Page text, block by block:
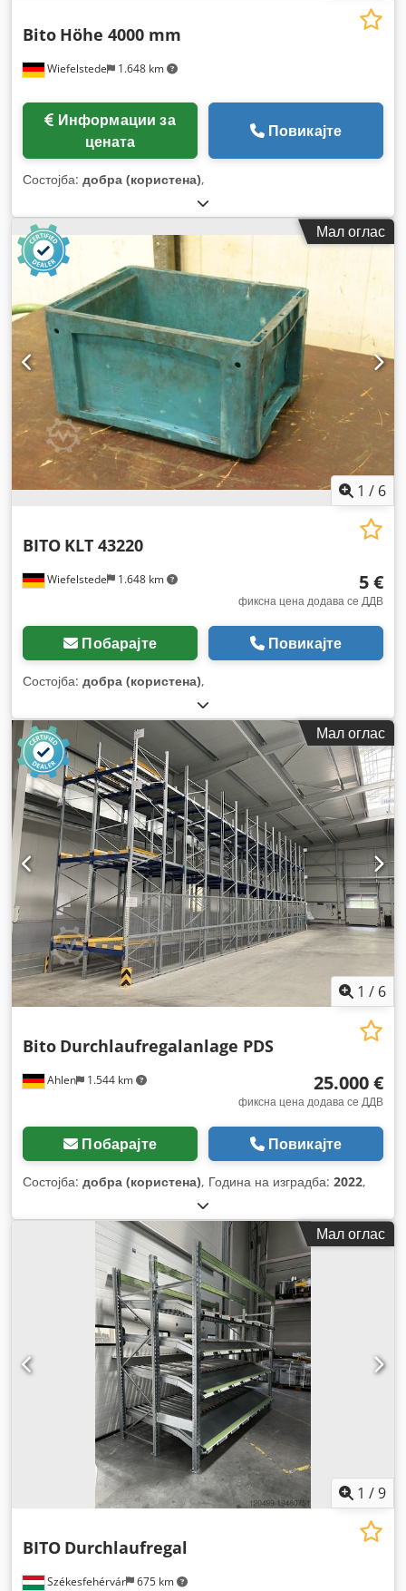
Wiefelstede 1.648 km
Bito Höhe 4000 mm
цената
Повикајте
Состојба: добра (користена),
Мал оглас
1 / 6
Wiefelstede 1.648 km
BITO KLT 43220
5 €
фиксна цена додава се ДДВ
Побарајте Повикајте
Состојба: добра (користена),
Мал оглас
1 / 6
Ahlen 1.544 km
Bito Durchlaufregalanlage PDS
25.000 €
фиксна цена додава се ДДВ
Побарајте Повикајте
Состојба: добра (користена), Година на изградба: 2022,
Мал оглас
1 /9
Székesfehérvár 675 km
BITO Durchlaufregal